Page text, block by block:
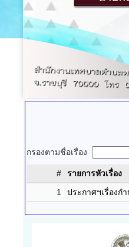
กรองตามชื่อเรื่อง
#
รายการหัวเรื่อง
1
ประกาศฯเรื่อง